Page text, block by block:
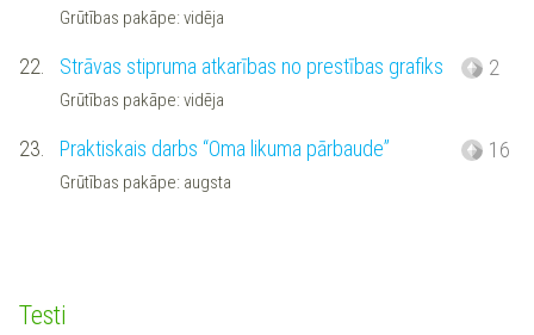
Grūtības pakāpe: vidēja
22. Strāvas stipruma atkarības no prestības grafiks
Grūtības pakāpe: vidēja
2
23. Praktiskais darbs “Oma likuma pārbaude”
Grūtības pakāpe: augsta
16
Testi